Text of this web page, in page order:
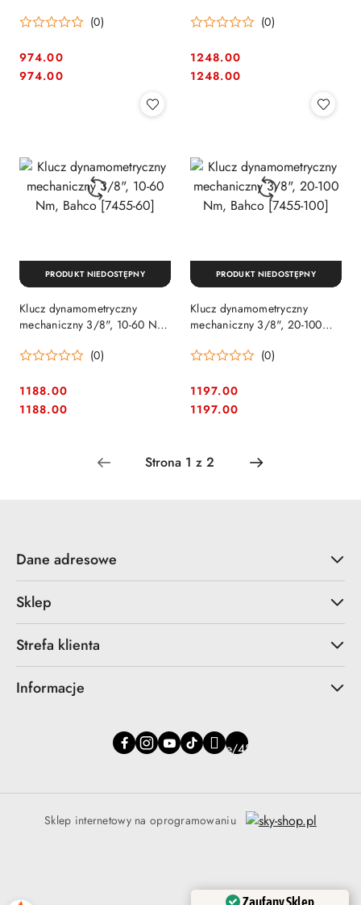
[05075611001](0)
Cena:
974.00
Cena:
974.00
(0)
Cena:
1248.00
Cena:
1248.00
Klucz dynamometryczny
mechaniczny 3/8", 10-60 Nm,
(0)
Cena:
1188.00
Cena:
1188.00
PRODUKT NIEDOSTĘPNY
Klucz dynamometryczny
mechaniczny 3/8", 20-100
(0)
Cena:
1197.00
Cena:
1197.00
PRODUKT NIEDOSTĘPNY
Dane adresowe
Sklep
Strefa klienta
Informacje
Sklep internetowy na oprogramowaniu
Zaufany Sklep